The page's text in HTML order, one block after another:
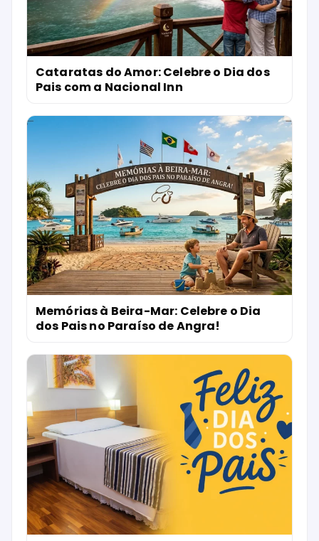
Cataratas do Amor: Celebre o Dia dos
Pais com a Nacional Inn
Memórias à Beira-Mar: Celebre o Dia
dos Pais no Paraíso de Angra!